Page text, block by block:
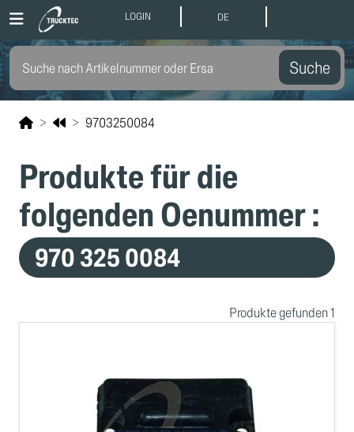
LOGIN DE
Suche
9703250084
Produkte für die
folgenden Oenummer :
970 325 0084
Produkte gefunden 1